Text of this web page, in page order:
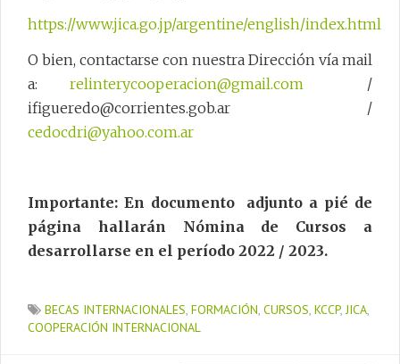
https://www.jica.go.jp/argentine/english/index.html
O bien, contactarse con nuestra Dirección vía mail
a: relinterycooperacion@gmail.com /
ifigueredo@corrientes.gob.ar /
cedocdri@yahoo.com.ar
Importante: En documento adjunto a pié de
página hallarán Nómina de Cursos a
desarrollarse en el período 2022 / 2023.
BECAS INTERNACIONALES, FORMACIÓN, CURSOS, KCCP,JICA,
COOPERACIÓN INTERNACIONAL